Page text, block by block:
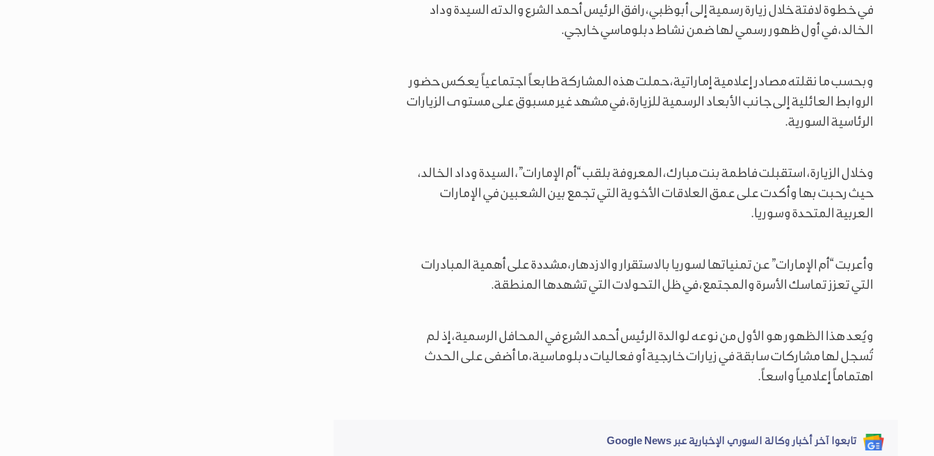
في خطوة لافتة خلال زيارة رسمية إلى أبوظبي، رافق الرئيس أحمد الشرع والدته السيدة وداد
الخالد، في أول ظهور رسمي لها ضمن نشاط دبلوماسي خارجي.
وبحسب ما نقلته مصادر إعلامية إماراتية، حملت هذه المشاركة طابعاً اجتماعياً يعكس حضور
الروابط العائلية إلى جانب الأبعاد الرسمية للزيارة، في مشهد غير مسبوق على مستوى الزيارات
الرئاسية السورية.
وخلال الزيارة، استقبلت فاطمة بنت مبارك، المعروفة بلقب “أم الإمارات”، السيدة وداد الخالد،
حيث رحبت بها وأكدت على عمق العلاقات الأخوية التي تجمع بين الشعبين في الإمارات
العربية المتحدة وسوريا.
وأعربت “أم الإمارات” عن تمنياتها لسوريا بالاستقرار والازدهار، مشددة على أهمية المبادرات
التي تعزز تماسك الأسرة والمجتمع، في ظل التحولات التي تشهدها المنطقة.
ويُعد هذا الظهور هو الأول من نوعه لوالدة الرئيس أحمد الشرع في المحافل الرسمية، إذ لم
تُسجل لها مشاركات سابقة في زيارات خارجية أو فعاليات دبلوماسية، ما أضفى على الحدث
اهتماماً إعلامياً واسعاً.
تابعوا آخر أخبار وكالة السوري الإخبارية عبر Google News